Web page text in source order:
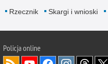
Rzecznik Skargi i wnioski
Policjaonline